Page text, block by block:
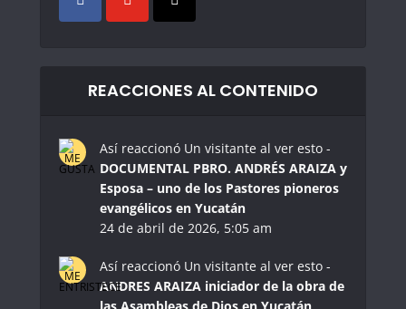
REACCIONES AL CONTENIDO
Así reaccionó Un visitante al ver esto -
DOCUMENTAL PBRO. ANDRÉS ARAIZA y
Esposa – uno de los Pastores pioneros
evangélicos en Yucatán
24 de abril de 2026, 5:05 am
Así reaccionó Un visitante al ver esto -
ANDRES ARAIZA iniciador de la obra de